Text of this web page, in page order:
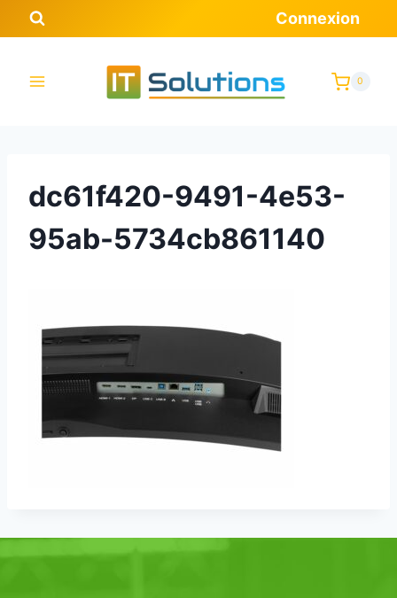
Aller
au
Connexion
0
dc61f420-9491-4e53-
95ab-5734cb861140